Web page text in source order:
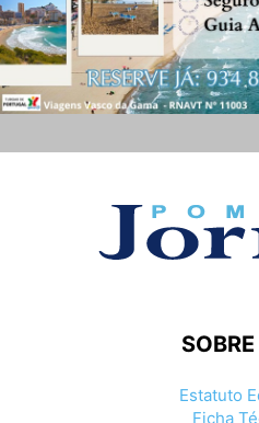
Estatuto
Ficha